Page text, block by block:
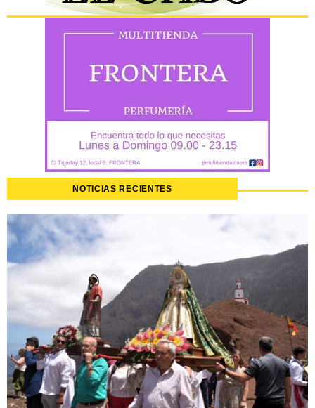
NOTICIAS RECIENTES